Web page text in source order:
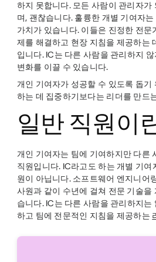
하지 못합니다. 모든 사람이 관리자가
며, 괜찮습니다. 훌륭한 개별 기여자
가치가 있습니다. 이들은 진정한 전문
제를 해결하고 현장 지침을 제공하는
입니다. IC는 다른 사람을 관리하지
변화를 이끌 수 있습니다.
개인 기여자가 성공할 수 있도록 돕기
하는 데 집중하기보다는 리더를 만드
일반 직원이
개인 기여자는 팀에 기여하지만 다른
직원입니다. IC라고도 하는 개별 기여
원이 아닙니다. 소프트웨어 엔지니어
사원과 같이 수년에 걸쳐 전문 기술을
습니다. IC는 다른 사람을 관리하지는
하고 팀에 전문적인 지침을 제공하는